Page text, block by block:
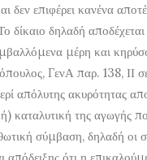
δεν επιφέρει κανένα
δίκαιο δηλαδή
μέρη και
ΓενΑ παρ. 138, ΙΙ
απόλυτης ακυρότητας
καταλυτική της αγωγής
σύμβαση, δηλαδή οι